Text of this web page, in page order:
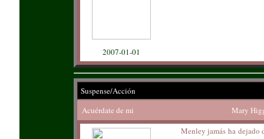
2007-01-01
Suspense/Acción
Acuérdate de mi
Mary
Menley jamás ha dejado